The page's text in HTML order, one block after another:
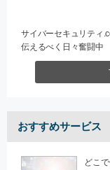
サイバーセキュリティ
伝えるべく日々奮闘中
おすすめサービス
どこ